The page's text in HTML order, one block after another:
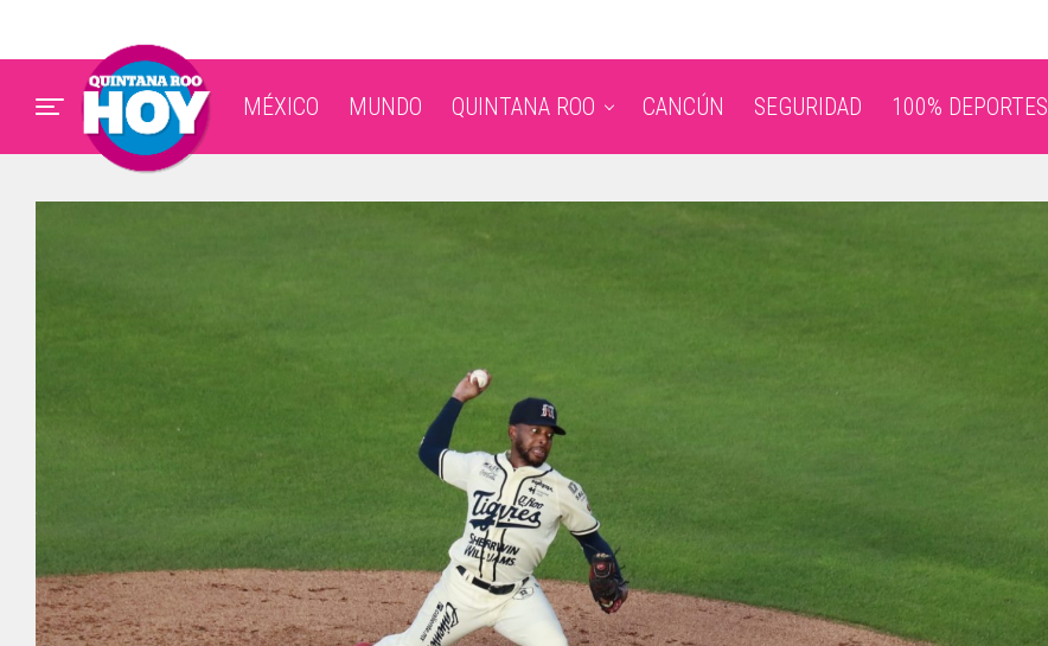
MÉXICO MUNDO QUINTANA ROO CANCÚN SEGURIDAD 100% DEPORTES